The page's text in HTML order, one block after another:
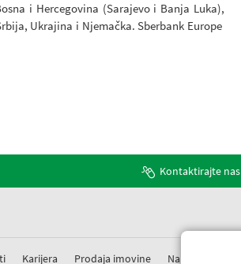
i Hercegovina (Sarajevo i Banja Luka),
Ukrajina i Njemačka. Sberbank Europe
Kontaktirajte nas
Karijera Prodaja imovine Nabavke